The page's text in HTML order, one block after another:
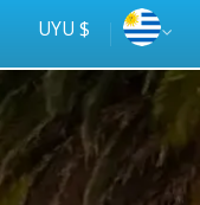
UYU $